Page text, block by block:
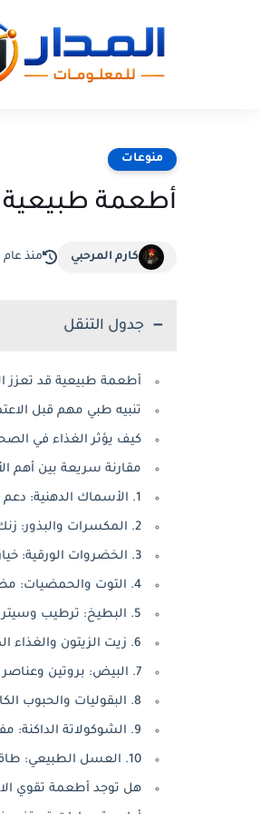
منوعات
أطعمة طبيعية
كارم المرحبي منذ عام
جدول التنقل
أطعمة طبيعية قد تعزز
تنبيه طبي مهم قبل
كيف يؤثر الغذاء في
مقارنة سريعة بين أهم
1. الأسماك الدهنية: دعم القلب والدورة الدموية
2. المكسرات والبذور: زنك ومغنيسيوم ودهون صحية
3. الخضروات الورقية: خيار مهم للدورة الدموية والطاقة
4. التوت والحمضيات: مضادات أكسدة تدعم الأوعية
5. البطيخ: ترطيب وسيترولين لكن بدون مبالغة
6. زيت الزيتون والغذاء المتوسطي: أساس لصحة القلب
7. البيض: بروتين وعناصر مهمة للطاقة
8. البقوليات والحبوب الكاملة: طاقة ثابتة ووزن أفضل
9. الشوكولاتة الداكنة: مفيدة عند الاعتدال
10. العسل الطبيعي: طاقة سريعة لكن بحذر
هل توجد أطعمة تقوي